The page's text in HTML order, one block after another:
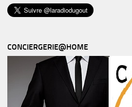
CONCIERGERIE@HOME